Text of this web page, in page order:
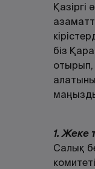
Қазіргі
біз
отырып,
1. Жеке
Салық